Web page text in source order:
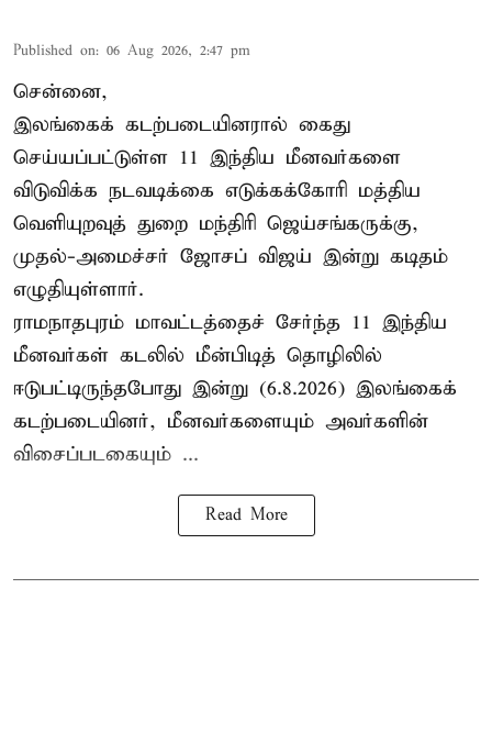
Published on: 06 Aug 2026, 2:47 pm
சென்னை,
இலங்கைக் கடற்படையினரால் கைது
செய்யப்பட்டுள்ள 11 இந்திய மீனவர்களை
விடுவிக்க நடவடிக்கை எடுக்கக்கோரி மத்திய
வெளியுறவுத் துறை மந்திரி ஜெய்சங்கருக்கு,
முதல்-அமைச்சர் ஜோசப் விஜய் இன்று கடிதம்
எழுதியுள்ளார்.
ராமநாதபுரம் மாவட்டத்தைச் சேர்ந்த 11 இந்திய
மீனவர்கள் கடலில் மீன்பிடித் தொழிலில்
ஈடுபட்டிருந்தபோது இன்று (6.8.2026) இலங்கைக்
கடற்படையினர், மீனவர்களையும் அவர்களின்
விசைப்படகையும் ...
Read More